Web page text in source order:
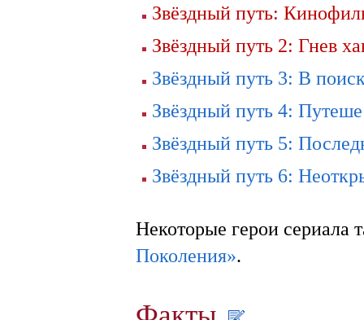
Звёздный путь:
Звёздный путь 2: Гнев
Звёздный путь 3: В
Звёздный путь 4:
Звёздный путь 5:
Звёздный путь 6:
Некоторые герои сериала
Поколения».